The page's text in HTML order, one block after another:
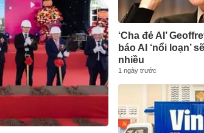
‘Cha đẻ AI’
báo AI ‘nổi loạn’
nhiều
1 ngày trước